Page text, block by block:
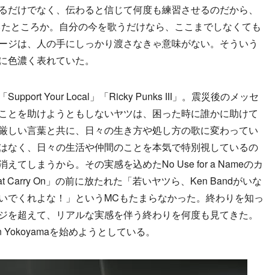
けでなく、伝わると信じて何度も練習させるのだから、
ところか。自分の今を歌うだけなら、ここまでしなくても
ジは、人の手にしっかり渡さなきゃ意味がない。そういう
濃く表れていた。
Your Local」「Ricky Punks III」。震災後のメッセ
とを助けようともしないヤツは、困った時に誰かに助けて
しい言葉と共に、日々の生き方や処し方の歌に変わってい
なく、日々の生活や仲間のことを本気で特別視しているの
えてしまうから。その実感を込めたNo Use for a Nameのカ
Carry On」の前に放たれた「若いヤツら、Ken Bandがいな
でくれよな！」というMCもたまらなかった。終わりを知っ
超えて、リアルな実感を伴う終わりを何度も見てきた。
を始めようとしている。